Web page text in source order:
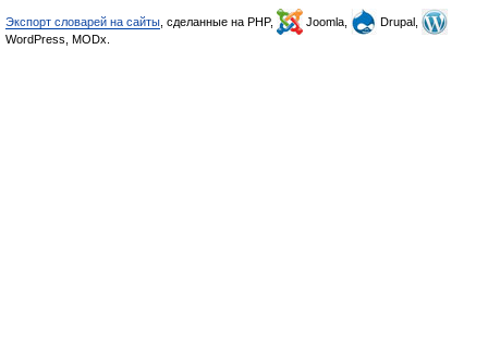
Экспорт словарей на сайты , сделанные на PHP, Joomla,
Drupal,
WordPress, MODx.